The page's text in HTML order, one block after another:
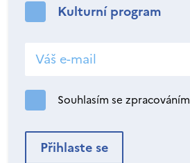
Kulturní program
Souhlasím se zpracováním